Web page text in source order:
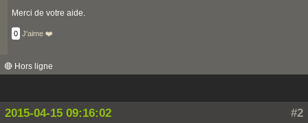
Merci de votre aide.
0 J'aime ❤️
🔴 Hors ligne
#2
2015-04-15 09:16:02